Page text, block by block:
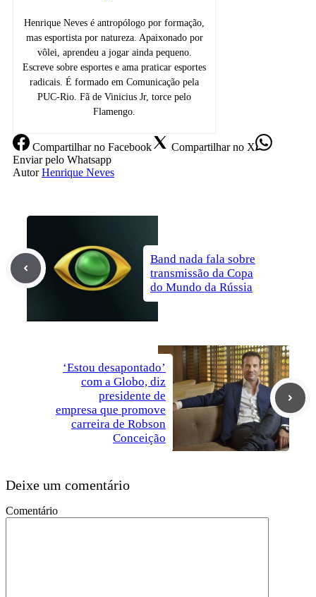
Henrique Neves é antropólogo por formação,
mas esportista por natureza. Apaixonado por
vôlei, aprendeu a jogar ainda pequeno.
Escreve sobre esportes e ama praticar esportes
radicais. É formado em Comunicação pela
PUC-Rio. Fã de Vinicius Jr, torce pelo
Flamengo.
Compartilharno Facebook Compartilharno X
Enviarpelo Whatsapp
Autor Henrique Neves
Band nada fala sobre
transmissão da Copa
do Mundo da Rússia
‘Estou desapontado’
com a Globo, diz
presidente de
empresa que promove
carreira de Robson
Conceição
Deixe um comentário
Comentário